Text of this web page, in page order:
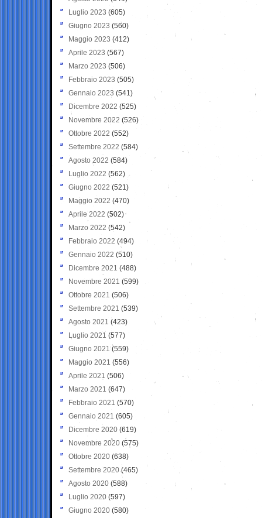
Luglio 2023 (605)
Giugno 2023 (560)
Maggio 2023 (412)
Aprile 2023 (567)
Marzo 2023 (506)
Febbraio 2023 (505)
Gennaio 2023 (541)
Dicembre 2022 (525)
Novembre 2022 (526)
Ottobre 2022 (552)
Settembre 2022 (584)
Agosto 2022 (584)
Luglio 2022 (562)
Giugno 2022 (521)
Maggio 2022 (470)
Aprile 2022 (502)
Marzo 2022 (542)
Febbraio 2022 (494)
Gennaio 2022 (510)
Dicembre 2021 (488)
Novembre 2021 (599)
Ottobre 2021 (506)
Settembre 2021 (539)
Agosto 2021 (423)
Luglio 2021 (577)
Giugno 2021(559)
Maggio 2021 (556)
Aprile 2021 (506)
Marzo 2021 (647)
Febbraio 2021 (570)
Gennaio 2021 (605)
Dicembre 2020 (619)
Novembre 2020 (575)
Ottobre 2020 (638)
Settembre 2020(465)
Agosto 2020 (588)
Luglio 2020 (597)
Giugno 2020 (580)